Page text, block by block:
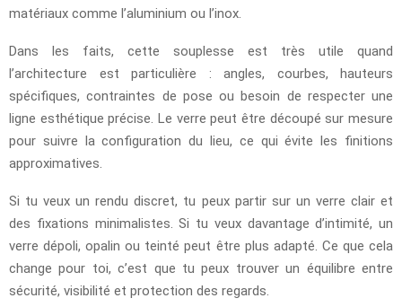
matériaux comme l’aluminium ou l’inox.
Dans les faits, cette souplesse est très utile quand
l’architecture est particulière : angles, courbes, hauteurs
spécifiques, contraintes de pose ou besoin de respecter une
ligne esthétique précise. Le verre peut être découpé sur mesure
pour suivre la configuration du lieu, ce qui évite les finitions
approximatives.
Si tu veux un rendu discret, tu peux partir sur un verre clair et
des fixations minimalistes. Si tu veux davantage d’intimité, un
verre dépoli, opalin ou teinté peut être plus adapté. Ce que cela
change pour toi, c’est que tu peux trouver un équilibre entre
sécurité, visibilité et protection des regards.